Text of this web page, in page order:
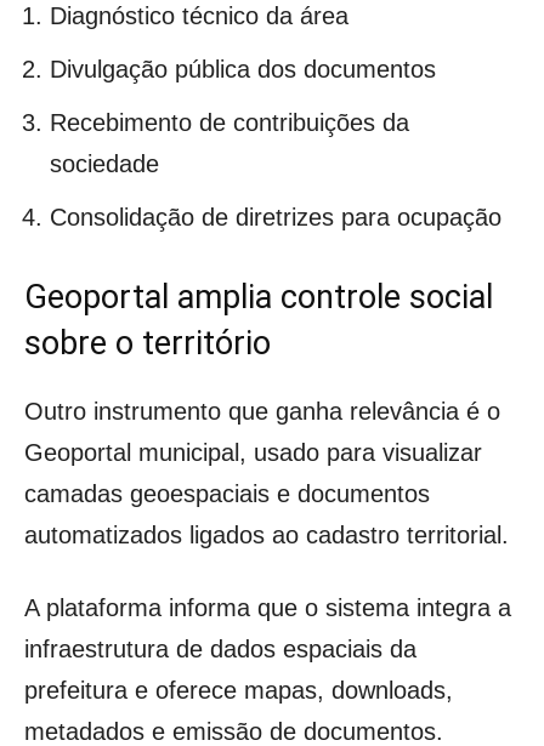
Diagnóstico técnico da área
Divulgação pública dos documentos
Recebimento de contribuições da
sociedade
Consolidação de diretrizes para ocupação
Geoportal amplia controle social
sobre o território
Outro instrumento que ganha relevância é o
Geoportal municipal, usado para visualizar
camadas geoespaciais e documentos
automatizados ligados ao cadastro territorial.
A plataforma informa que o sistema integra a
infraestrutura de dados espaciais da
prefeitura e oferece mapas, downloads,
metadados e emissão de documentos.